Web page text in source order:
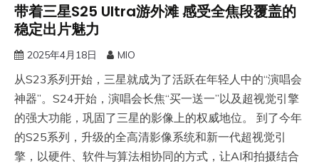
带着三星S25 Ultra游外滩 感受全焦段覆盖的
稳定出片魅力
2025年4月18日 MIO
从S23系列开始，三星就成为了活跃在年轻人中的“演唱会
神器”。S24开始，演唱会长焦“买一送一”以及超视觉引擎
的强大功能，巩固了三星的影像上的权威地位。 到了今年
的S25系列，升级的全高清影像系统和新一代超视觉引
擎，以硬件、软件与算法相协同的方式，让AI和拍摄结合